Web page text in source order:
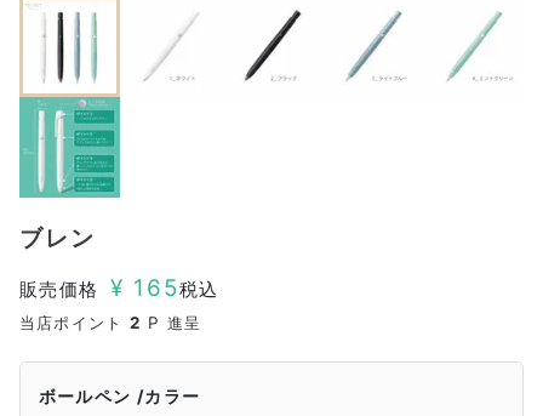
ブレン
販売価格 ¥ 165税込
当店ポイント 2 P 進呈
ボールペン カラー